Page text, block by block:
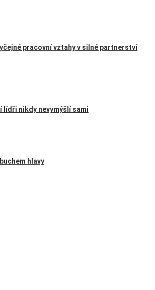
pracovní vztahy v silné partnerství
lídři nikdy nevymýšlí sami
hlavy